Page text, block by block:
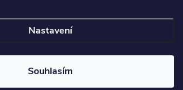
Nastavení
Souhlasím
JM servis. Všechna práva vyhrazena.